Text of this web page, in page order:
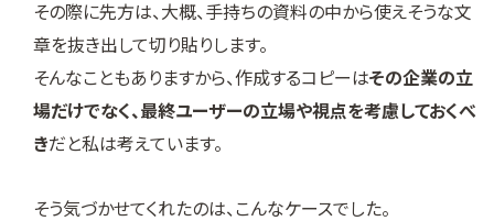
その際に先方は、大概、手持ちの資料の中から使えそうな文
章を抜き出して切り貼りします。
そんなこともありますから、作成するコピーはその企業の立
場だけでなく、最終ユーザーの立場や視点を考慮しておくべ
きだと私は考えています。
そう気づかせてくれたのは、こんなケースでした。